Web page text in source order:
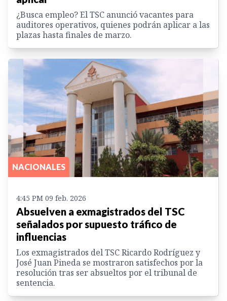
¿Busca empleo? El TSC anunció vacantes para
auditores operativos, quienes podrán aplicar a las
plazas hasta finales de marzo.
NACIONALES
4:45 PM 09 feb. 2026
Absuelven a exmagistrados del TSC
señalados por supuesto tráfico de
influencias
Los exmagistrados del TSC Ricardo Rodríguez y
José Juan Pineda se mostraron satisfechos por la
resolución tras ser absueltos por el tribunal de
sentencia.